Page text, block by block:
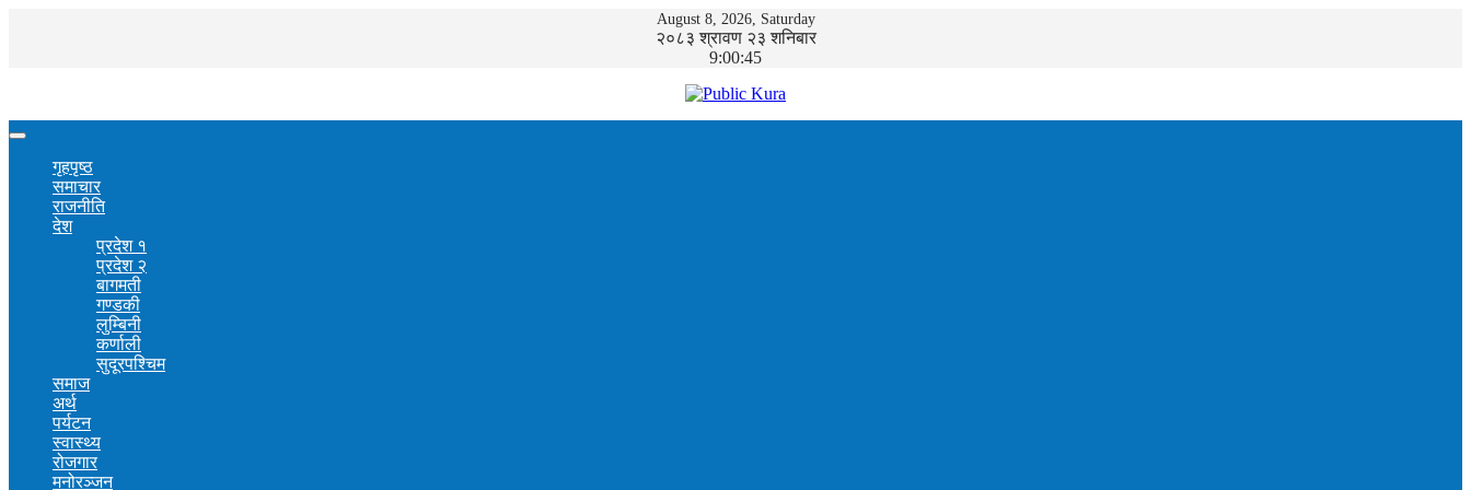
August 8, 2026, Saturday
२०८३ श्रावण २३ शनिबार
9:00:45
गृहपृष्ठ
समाचार
राजनीति
देश
प्रदेश १
प्रदेश २
बागमती
गण्डकी
लुम्बिनी
कर्णाली
सुदूरपश्चिम
समाज
अर्थ
पर्यटन
स्वास्थ्य
रोजगार
मनोरञ्जन